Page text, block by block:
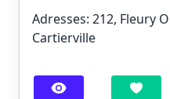
Adresses: 212, Fleury
Cartierville